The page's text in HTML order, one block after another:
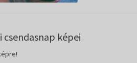
csendasnap képei